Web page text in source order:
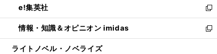
く
で
開
く
ド
ウ
で
開
ィ
ン
ド
ウ
い
ウ
ィ
ン
e!集英社
新
し
い
ウ
情報・知識＆オピニオン imidas
新
し
ライトノベル・ノベライズ